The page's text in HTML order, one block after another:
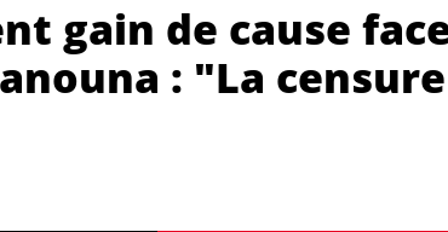
gain de cause
: "La